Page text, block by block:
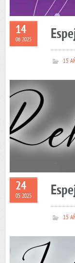
14
06 2025
15
24
05 2025
15